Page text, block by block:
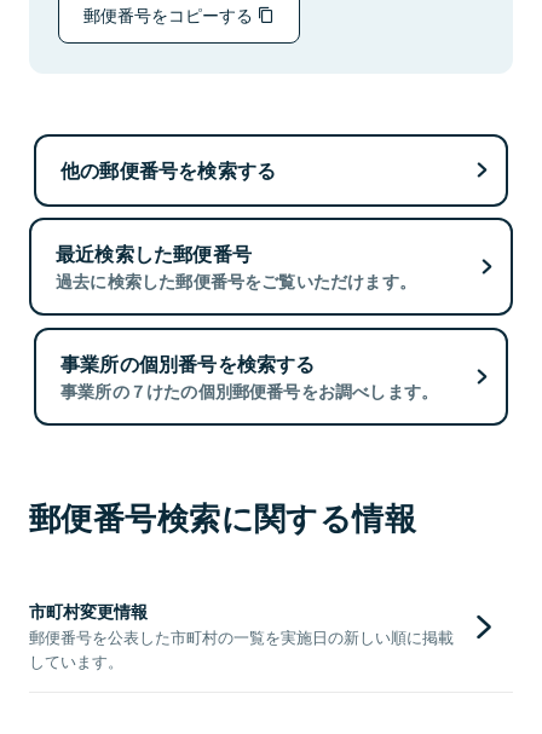
郵便番号をコピーする
他の郵便番号を検索する
最近検索した郵便番号
過去に検索した郵便番号をご覧いただけます。
事業所の個別番号を検索する
事業所の７けたの個別郵便番号をお調べします。
郵便番号検索に関する情報
市町村変更情報
郵便番号を公表した市町村の一覧を実施日の新しい順に掲載
しています。